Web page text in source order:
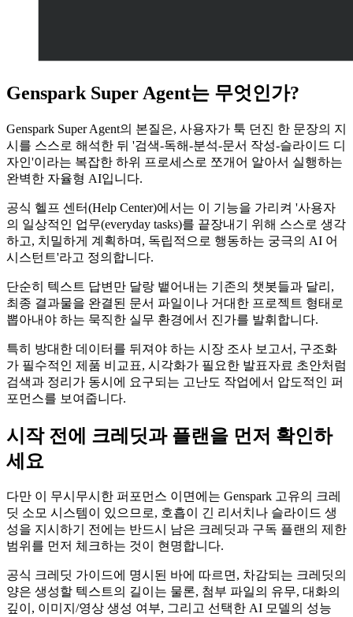
Genspark Super Agent는 무엇인가?
Genspark Super Agent의 본질은, 사용자가 툭 던진 한 문장의 지
시를 스스로 해석한 뒤 '검색-독해-분석-문서 작성-슬라이드 디
자인'이라는 복잡한 하위 프로세스로 쪼개어 알아서 실행하는
완벽한 자율형 AI입니다.
공식 헬프 센터(Help Center)에서는 이 기능을 가리켜 '사용자
의 일상적인 업무(everyday tasks)를 끝장내기 위해 스스로 생각
하고, 치밀하게 계획하며, 독립적으로 행동하는 궁극의 AI 어
시스턴트'라고 정의합니다.
단순히 텍스트 답변만 달랑 뱉어내는 기존의 챗봇들과 달리,
최종 결과물을 완결된 문서 파일이나 거대한 프로젝트 형태로
뽑아내야 하는 묵직한 실무 환경에서 진가를 발휘합니다.
특히 방대한 데이터를 뒤져야 하는 시장 조사 보고서, 구조화
가 필수적인 제품 비교표, 시각화가 필요한 발표자료 초안처럼
검색과 정리가 동시에 요구되는 고난도 작업에서 압도적인 퍼
포먼스를 보여줍니다.
시작 전에 크레딧과 플랜을 먼저 확인하
세요
다만 이 무시무시한 퍼포먼스 이면에는 Genspark 고유의 크레
딧 소모 시스템이 있으므로, 호흡이 긴 리서치나 슬라이드 생
성을 지시하기 전에는 반드시 남은 크레딧과 구독 플랜의 제한
범위를 먼저 체크하는 것이 현명합니다.
공식 크레딧 가이드에 명시된 바에 따르면, 차감되는 크레딧의
양은 생성할 텍스트의 길이는 물론, 첨부 파일의 유무, 대화의
깊이, 이미지/영상 생성 여부, 그리고 선택한 AI 모델의 성능